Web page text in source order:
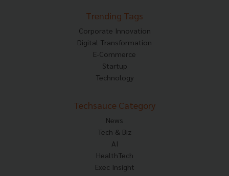
Trending Tags
Corporate Innovation
Digital Transformation
E-Commerce
Startup
Technology
Techsauce Category
News
Tech & Biz
AI
HealthTech
Exec Insight